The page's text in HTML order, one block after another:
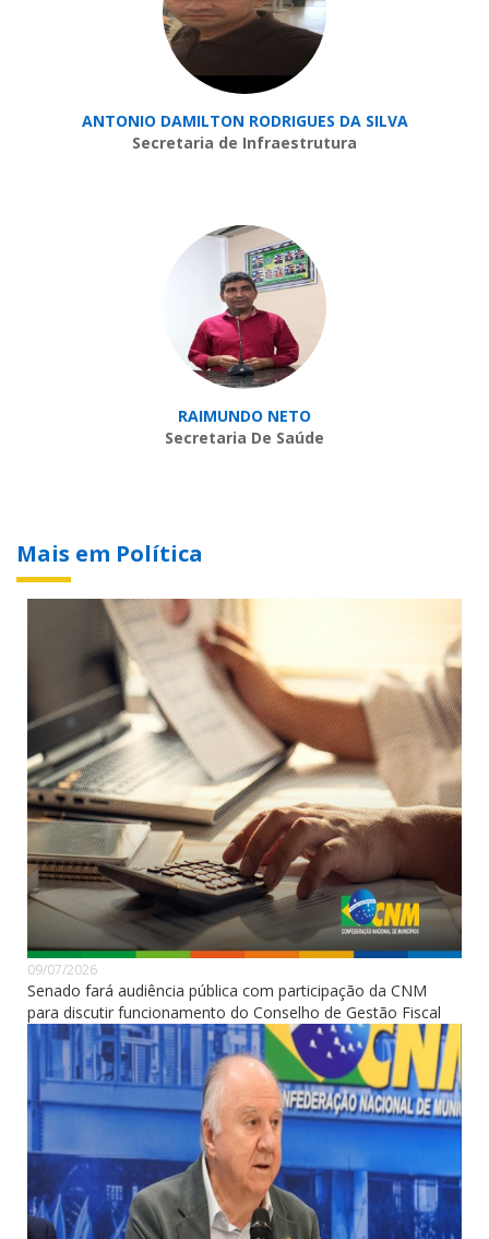
ANTONIO DAMILTON RODRIGUES DA SILVA
Secretaria de Infraestrutura
RAIMUNDO NETO
Secretaria De Saúde
Mais em Política
09/07/2026
Senado fará audiência pública com participação da CNM
para discutir funcionamento do Conselho de Gestão Fiscal